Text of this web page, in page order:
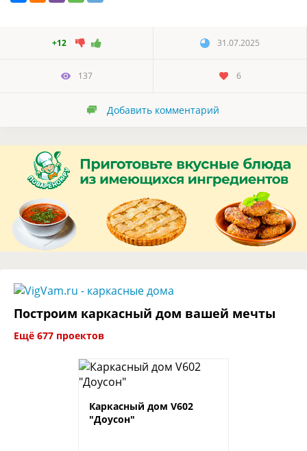
+12 31.07.2025
137 6
Добавить комментарий
Построим каркасный дом вашей мечты
Ещё 677 проектов
Каркасный дом V602
"Доусон"